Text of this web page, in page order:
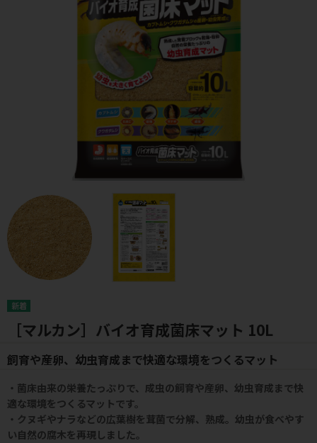
［マルカン］バイオ育成菌床マット 10L
飼育や産卵、幼虫育成まで快適な環境をつくるマット
・菌床由来の栄養たっぷりで、成虫の飼育や産卵、幼虫育成まで快
適な環境をつくるマットです。
・クヌギやナラなどの広葉樹を茸菌で分解、熟成。幼虫が食べやす
い自然の腐木を再現しました。